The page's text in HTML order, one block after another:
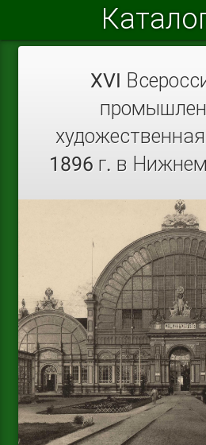
XVI
1896 г. в